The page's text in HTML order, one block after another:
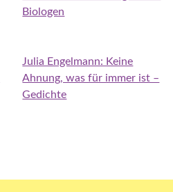
Biologen
Julia Engelmann: Keine
Ahnung, was für immer ist –
Gedichte